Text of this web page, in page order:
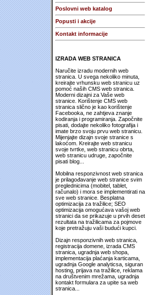
Poslovni web katalog
Popusti i akcije
Kontakt informacije
IZRADA WEB STRANICA
Naručite izradu modernih web
stranica. U svega nekoliko minuta,
kreirajte vrhunsku web stranicu uz
pomoć naših CMS web stranica.
Moderni dizajni za Vaše web
stranice. Korištenje CMS web
stranica slično je kao korištenje
Facebooka, ne zahtjeva znanje
kodiranja i programiranja. Započnite
pisati, dodajte nekoliko fotografija i
imate brzo svoju prvu web stranicu.
Mijenjajte dizajn svoje stranice s
lakoćom. Kreirajte web stranicu
svoje tvrtke, web stranicu obrta,
web stranicu udruge, započnite
pisati blog...
Mobilna responzivnost web stranica
je prilagođavanje web stranice svim
preglednicima (mobitel, tablet,
računalo) i mora se implementirati na
sve web stranice. Besplatna
optimizacija za tražilice; SEO
optimizacija omogućava vašoj web
stranici da se prikazuje u prvih deset
rezultata na tražilicama za pojmove
koje pretražuju vaši budući kupci.
Dizajn responzivnih web stranica,
registracija domene, izrada CMS
stranica, ugradnja web shopa,
implementacija plaćanja karticama,
ugradnja Google analyticsa, siguran
hosting, prijava na tražilice, reklama
na društvenim mrežama, ugradnja
kontakt formulara za upite sa web
stranica...